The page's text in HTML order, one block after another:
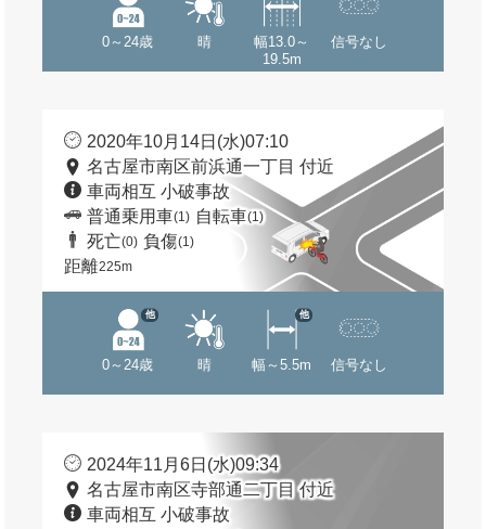
0～24歳 晴
幅13.0～
19.5m
信号なし
2020年10月14日(水)07:10
名古屋市南区前浜通一丁目 付近
車両相互 小破事故
普通乗用車(1) 自転車(1)
死亡(0) 負傷(1)
距離225m
0～24歳
他
晴 幅～5.5m
他
信号なし
2024年11月6日(水)09:34
名古屋市南区寺部通二丁目 付近
車両相互 小破事故